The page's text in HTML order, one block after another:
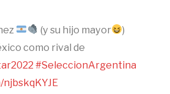
(y su hijo mayor
)
como rival de
#SeleccionArgentina